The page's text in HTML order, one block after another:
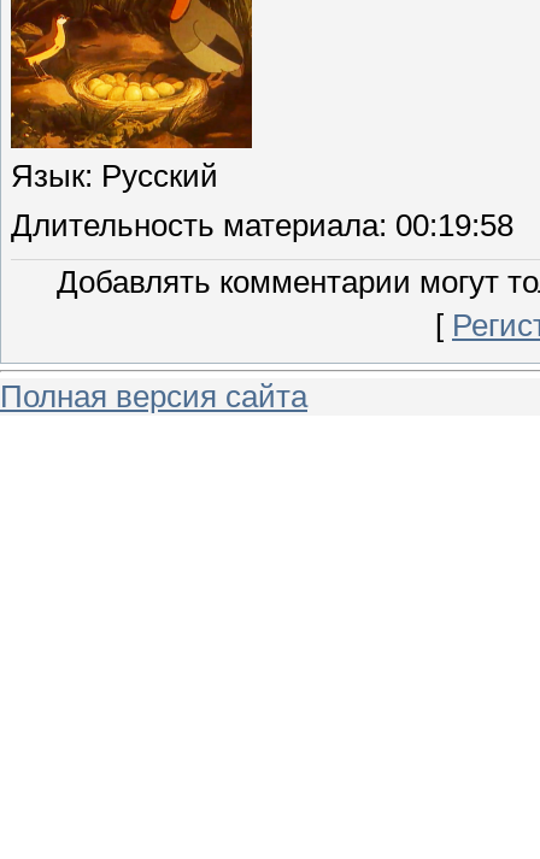
Язык: Русский
Длительность материала: 00:19:58
Добавлять комментарии могут
[
Полная версия сайта